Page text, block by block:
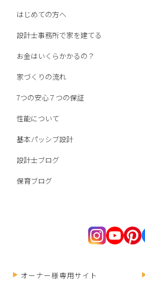
はじめての方へ
設計士事務所で家を建てる
お金はいくらかかるの？
家づくりの流れ
7つの安心７つの保証
性能について
基本パッシブ設計
設計士ブログ
保育ブログ
オーナー様専用サイト